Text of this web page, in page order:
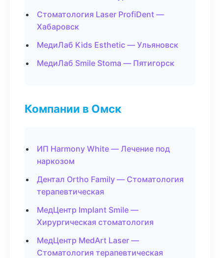
Стоматология Laser ProfiDent —
Хабаровск
МедиЛаб Kids Esthetic — Ульяновск
МедиЛаб Smile Stoma — Пятигорск
Компании в Омск
ИП Harmony White — Лечение под
наркозом
Дентал Ortho Family — Стоматология
терапевтическая
МедЦентр Implant Smile —
Хирургическая стоматология
МедЦентр MedArt Laser —
Стоматология терапевтическая